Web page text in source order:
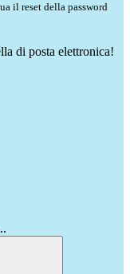
il reset della password
di posta elettronica!